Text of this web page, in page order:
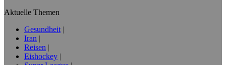
Aktuelle Themen
Gesundheit
Iran
Reisen
Eishockey